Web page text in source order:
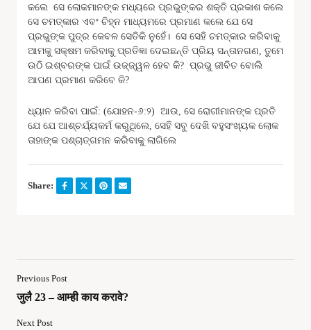
କଲେ ସେ ଲୋକମାନଙ୍କ ମଧ୍ୟରେ ପ୍ରଭୁଙ୍କର ଶକ୍ତି ପ୍ରକାଶ କଲେ
ସେ ଚମତ୍କାର ଏବଂ ଚିହ୍ନ ମାଧ୍ୟମରେ ପ୍ରମାଣ କଲେ ଯେ ସେ
ପ୍ରଭୁଙ୍କ ପୁତ୍ର କେବଳ ସେତିକି ନୁହେଁ। ସେ ସେହି ଚମତ୍କାର କରିବାକୁ
ଆମକୁ ସକ୍ଷମ କରିବାକୁ ପ୍ରତିଜ୍ଞା ଦେଇଛନ୍ତି ପ୍ରିୟ ସନ୍ତାନଗଣ, ତୁମେ
ଉଠି ଇଶ୍ବରଙ୍କ ପାଇଁ ଉଜ୍ଜ୍ୱଳ ହେବ କି? ପ୍ରଭୁ ଜୀବିତ ବୋଲି
ଆପଣ ପ୍ରମାଣ କରିବେ କି?
ଧ୍ୟାନ କରିବା ପାଇଁ: (ଯୋହନ-୬:୨) ଆଉ, ସେ ରୋଗୀମାନଙ୍କ ପ୍ରତି
ଯେ ଯେ ଆଶ୍ଚର୍ଯ୍ୟକର୍ମ କରୁଥିଲେ, ସେହି ସବୁ ଦେଖି ବହୁସଂଖ୍ୟକ ଲୋକ
ତାହାଙ୍କ ପଶ୍ଚାତ୍‍ଗମନ କରିବାକୁ ଲାଗିଲେ
Share:
Previous Post
जुलै 23 – आम्ही काय करावे?
Next Post